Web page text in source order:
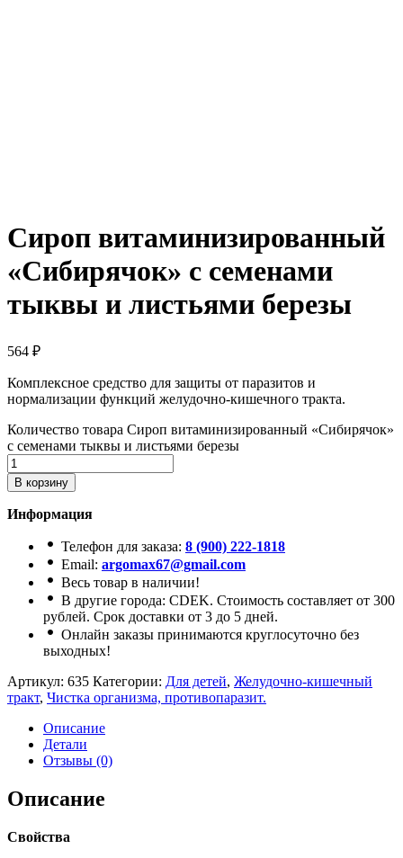
Сироп витаминизированный
«Сибирячок» с семенами
тыквы и листьями березы
564 ₽
Комплексное средство для защиты от паразитов и
нормализации функций желудочно-кишечного тракта.
Количество товара Сироп витаминизированный «Сибирячок»
с семенами тыквы и листьями березы
В корзину
Информация
Телефон для заказа: 8 (900) 222-1818
Email: argomax67@gmail.com
Весь товар в наличии!
В другие города: CDEK. Стоимость составляет от 300
рублей. Срок доставки от 3 до 5 дней.
Онлайн заказы принимаются круглосуточно без
выходных!
Артикул: 635 Категории: Для детей, Желудочно-кишечный
тракт, Чистка организма, противопаразит.
Описание
Детали
Отзывы (0)
Описание
Свойства